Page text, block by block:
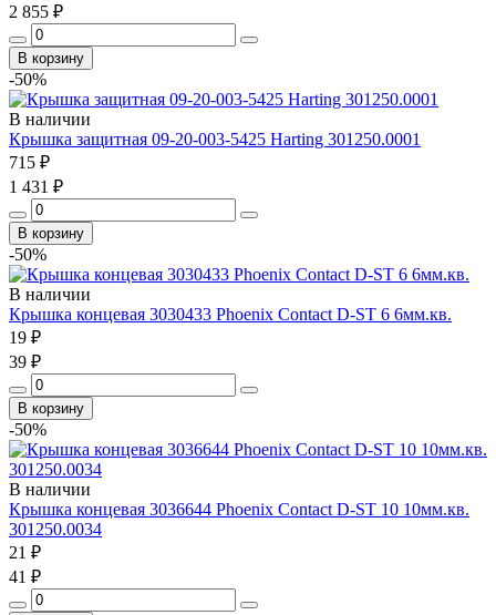
2 855 ₽
В корзину
-50%
В наличии
Крышка защитная 09-20-003-5425 Harting 301250.0001
715 ₽
1 431 ₽
В корзину
-50%
В наличии
Крышка концевая 3030433 Phoenix Contact D-ST 6 6мм.кв.
19 ₽
39 ₽
В корзину
-50%
В наличии
Крышка концевая 3036644 Phoenix Contact D-ST 10 10мм.кв.
301250.0034
21 ₽
41 ₽